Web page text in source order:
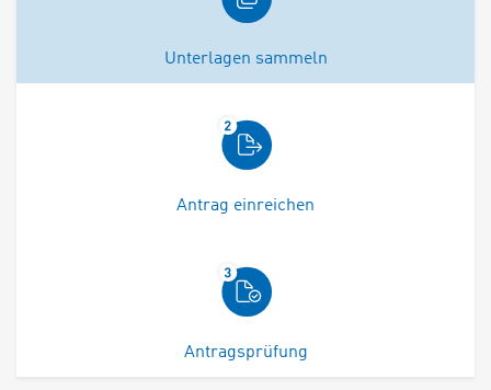
Unterlagen sammeln
Antrag einreichen
Antragsprüfung